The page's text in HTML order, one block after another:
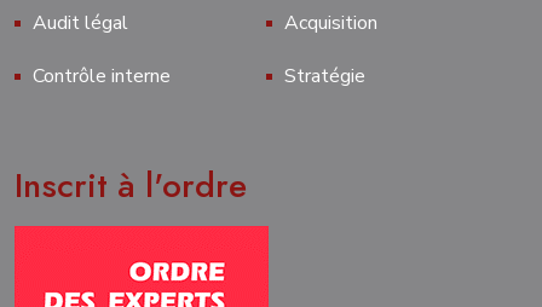
Audit légal
Acquisition
Contrôle interne
Stratégie
Inscrit à l'ordre